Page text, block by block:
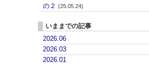
の２ (25.05.24)
いままでの記事
2026.06
2026.03
2026.01